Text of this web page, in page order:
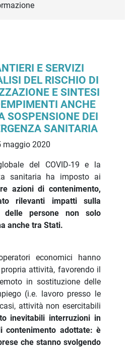
E SERVIZI
DEL RISCHIO DI
E SINTESI
ANCHE
SOSPENSIONE DEI
SANITARIA
maggio 2020
del COVID-19 e la
sanitaria ha imposto ai
azioni di contenimento,
rilevanti impatti sulla
delle persone non solo
anche tra Stati.
economici hanno
attività, favorendo il
in sostituzione delle
(i.e. lavoro presso le
attività non esercitabili
inevitabili interruzioni in
contenimento adottate: è
che stanno svolgendo